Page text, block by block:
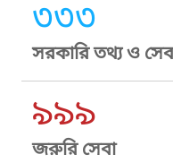
৩৩৩
সরকারি তথ্য ও
৯৯৯
জরুরি সেবা